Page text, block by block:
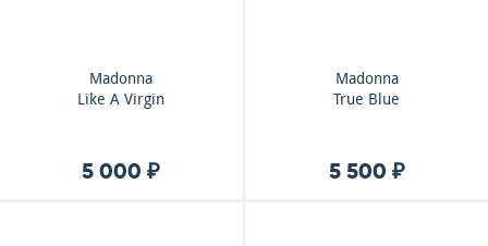
Madonna
Like A Virgin
5 000 ₽
Madonna
True Blue
5 500 ₽